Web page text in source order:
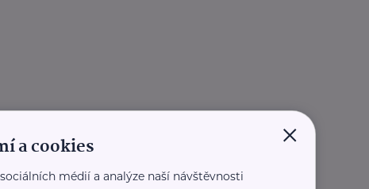
×
a cookies
médií a analýze naší návštěvnosti